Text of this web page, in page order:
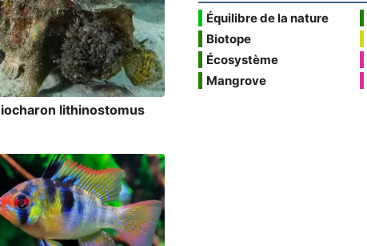
lithinostomus
Équilibre de la nature
Biotope
Écosystème
Mangrove